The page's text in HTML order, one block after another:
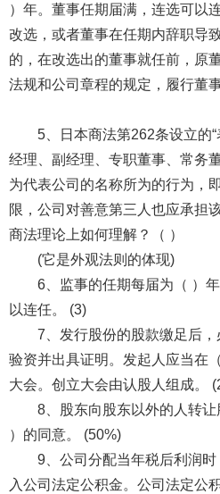
）年。董事任期届满，连选可以
改选，或者董事在任期内辞职导
的，在改选出的董事就任前，原
法规和公司章程的规定，履行董
5、日本商法第262条设立的“
经理、副经理、专职董事、常务
为代表公司的名称所为的行为，
限，公司对善意第三人也应承担
商法理论上如何理解？（ ）
(它是外观法则的体现)
6、监事的任期每届为（ ）
以连任。 (3)
7、发行股份的股款缴足后
验资并出具证明。发起人应当在
大会。创立大会由认股人组成。
8、股东向股东以外的人转
）的同意。 (50%)
9、公司分配当年税后利润
入公司法定公积金。公司法定公